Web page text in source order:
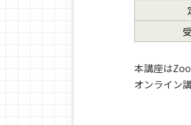
本講座は
オンライン